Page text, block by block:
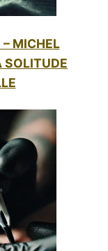
– MICHEL
SOLITUDE